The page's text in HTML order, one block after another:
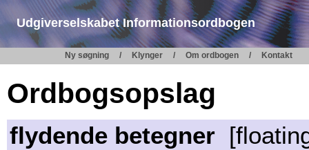
Udgiverselskabet Informationsordbogen
Ny søgning Klynger Om ordbogen Kontakt
Ordbogsopslag
flydende betegner